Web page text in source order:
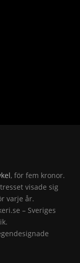
, för fem kronor.
visade sig
varje år.
– Sveriges